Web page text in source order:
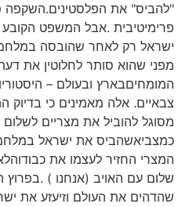
"להביס" את
פרימיטיבית .אבל המשפט
ישראל רק לאחר שהובסה
מפני שהוא סותר לחלוטין את
המומחיםבארץ ובעולם –
צבאיים. אלה מאמינים כי בדיוק
מסוגל להוביל את מצריים
כמצביאשהביס את ישראל
המצרי החזיר לעצמו את
שלום עם האויב (אנחנו )
שהדהים את העולם וזיעזע את